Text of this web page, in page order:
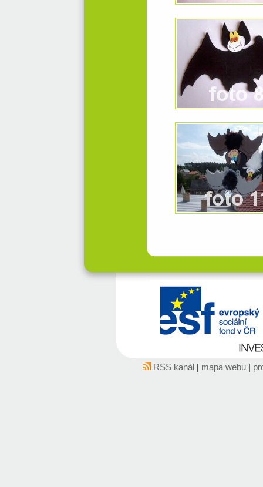
RSS kanál | mapa webu |